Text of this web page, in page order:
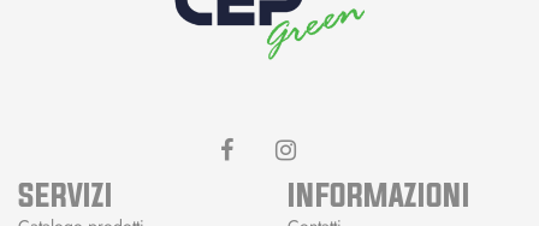
SERVIZI INFORMAZIONI